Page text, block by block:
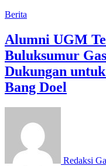
Berita
Alumni UGM
Buluksumur
Dukungan
Bang Doel
Redaksi